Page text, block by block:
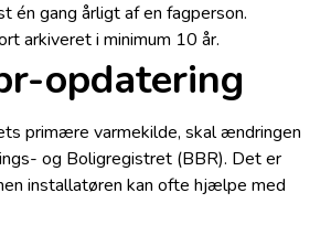
én gang årligt af en fagperson.
arkiveret i minimum 10 år.
opdatering
primære varmekilde, skal ændringen
og Boligregistret (BBR). Det er
installatøren kan ofte hjælpe med